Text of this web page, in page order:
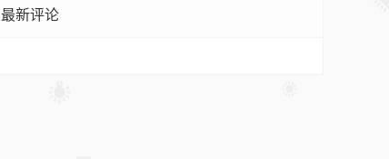
最新评论